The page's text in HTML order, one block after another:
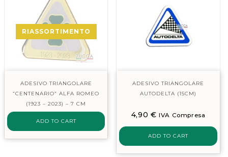
RIASSORTIMENTO
ADESIVO TRIANGOLARE
“CENTENARIO” ALFA ROMEO
(1923 – 2023) – 7 CM
ADD TO CART
ADESIVO TRIANGOLARE
AUTODELTA (15CM)
4,90 € IVA Compresa
ADD TO CART